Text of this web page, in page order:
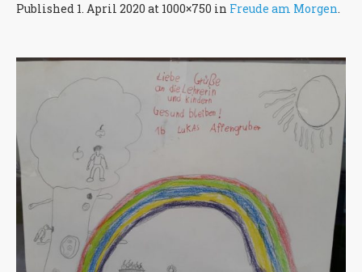
Published 1. April 2020 at 1000×750 in Freude am Morgen.